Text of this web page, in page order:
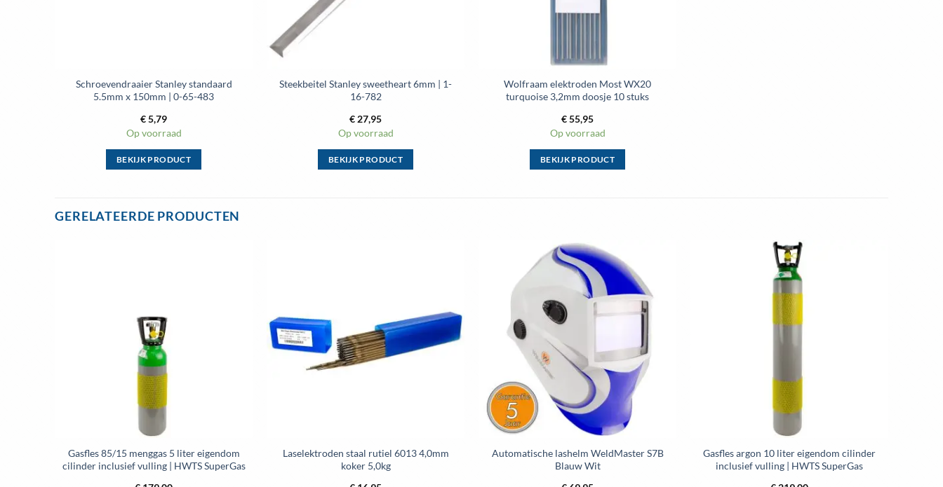
Schroevendraaier Stanley standaard
5.5mm x 150mm | 0-65-483
€5,79
Op voorraad
BEKIJK PRODUCT
heeft
worden
op
de
productpagina
Steekbeitel Stanley sweetheart 6mm | 1-
16-782
€ 27,95
Op voorraad
BEKIJK PRODUCT
worden
op
de
Wolfraam elektroden Most WX20
turquoise 3,2mm doosje 10 stuks
€55,95
Op voorraad
BEKIJK PRODUCT
variaties.
Deze
optie
kan
gekozen
de
productpagina
GERELATEERDE PRODUCTEN
Gasfles 85/15 menggas 5 liter eigendom
cilinder inclusief vulling | HWTS SuperGas
Laselektroden staal rutiel 6013 4,0mm
koker 5,0kg
Automatische lashelm WeldMaster S7B
Blauw Wit
Gasfles argon 10 liter eigendom cilinder
inclusief vulling | HWTS SuperGas